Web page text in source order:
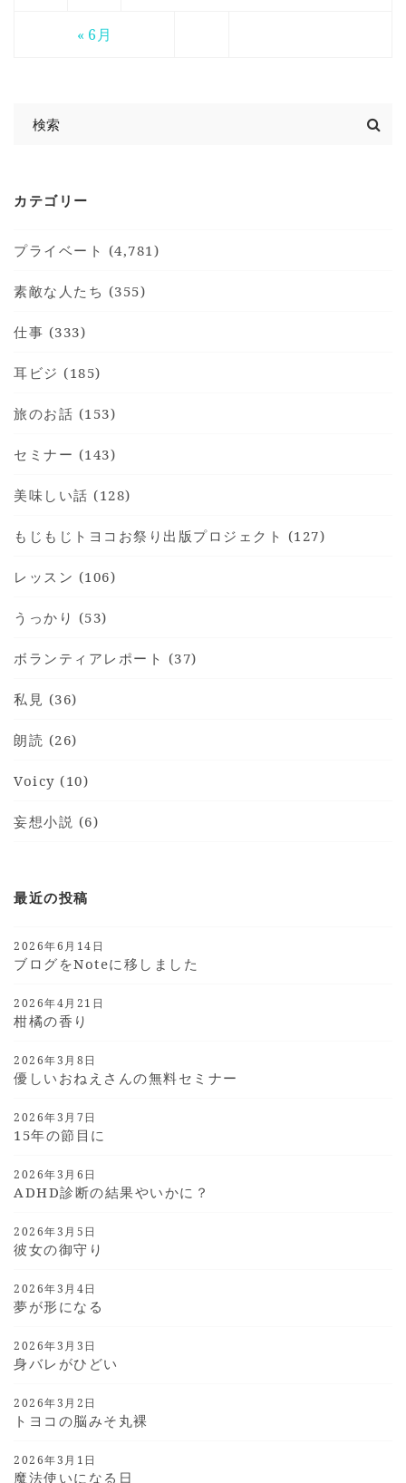
« 6月
カテゴリー
プライベート (4,781)
素敵な人たち (355)
仕事 (333)
耳ビジ (185)
旅のお話 (153)
セミナー (143)
美味しい話 (128)
もじもじトヨコお祭り出版プロジェクト (127)
レッスン (106)
うっかり (53)
ボランティアレポート (37)
私見 (36)
朗読 (26)
Voicy (10)
妄想小説 (6)
最近の投稿
2026年6月14日
ブログをnoteに移しました
2026年4月21日
柑橘の香り
2026年3月8日
優しいおねえさんの無料セミナー
2026年3月7日
15年の節目に
2026年3月6日
ADHD診断の結果やいかに？
2026年3月5日
彼女の御守り
2026年3月4日
夢が形になる
2026年3月3日
身バレがひどい
2026年3月2日
トヨコの脳みそ丸裸
2026年3月1日
魔法使いになる日